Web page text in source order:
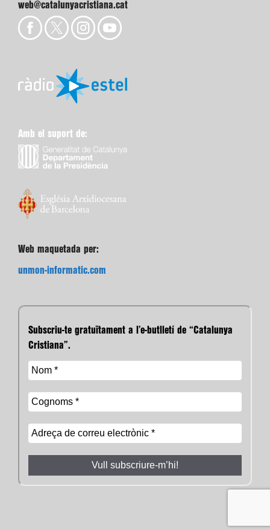
web@catalunyacristiana.cat
Amb el suport de:
Web maquetada per:
unmon-informatic.com
Subscriu-te gratuïtament a l’e-butlletí de “Catalunya
Cristiana”.